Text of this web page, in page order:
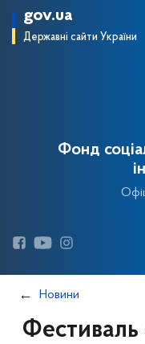
gov.ua
Державні сайти України
Фонд
Новини
Фестиваль